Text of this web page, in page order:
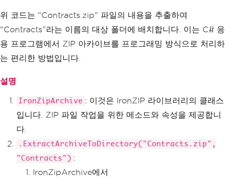
위 코드는 "Contracts.zip" 파일의 내용을 추출하여
"Contracts"라는 이름의 대상 폴더에 배치합니다. 이는 C# 응
용 프로그램에서 ZIP 아카이브를 프로그래밍 방식으로 처리하
는 편리한 방법입니다.
설명
IronZipArchive : 이것은 IronZIP 라이브러리의 클래스
입니다. ZIP 파일 작업을 위한 메소드와 속성을 제공합니
다.
.ExtractArchiveToDirectory("Contracts.zip",
"Contracts") :
IronZipArchive에서